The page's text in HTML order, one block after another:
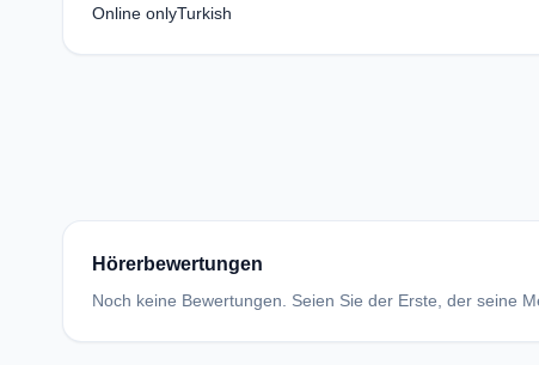
Online onlyTurkish
Hörerbewertungen
Noch keine Bewertungen. Seien Sie der Erste, der seine